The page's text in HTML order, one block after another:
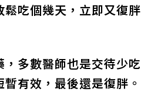
鬆吃個幾天，立即又復胖
，多數醫師也是交待少吃
有效，最後還是復胖。